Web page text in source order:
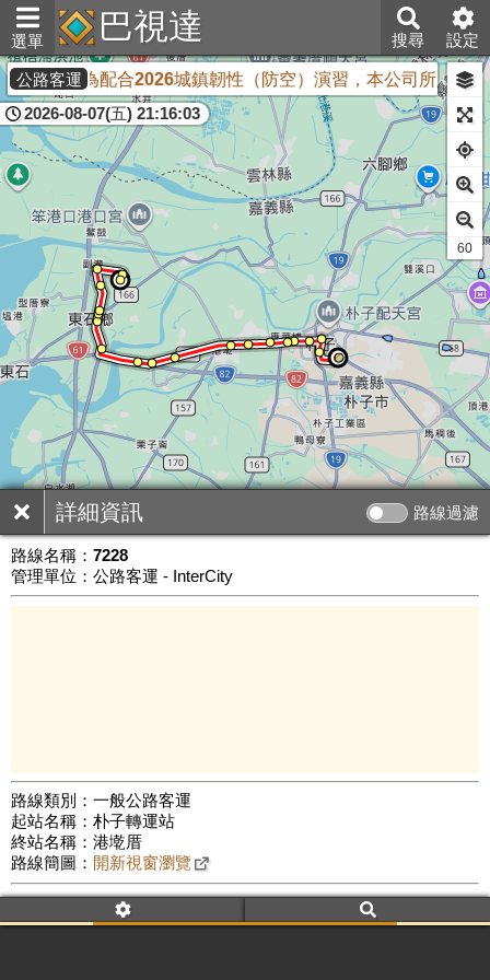
選單 巴視達 搜尋 設定
詳細資訊 路線過濾
路線名稱： 7228
管理單位：公路客運 - InterCity
路線類別：一般公路客運
起站名稱：朴子轉運站
終站名稱：港墘厝
路線簡圖： 開新視窗瀏覽
附屬名稱：7228
車頭描述：朴子
港墘厝(經副瀨)
公路客運為配合2026城鎮韌性（防空）演習，本公司所屬中
2026-08-07(五) 21:16:03
公車數量: 累計5272、上線4144
59